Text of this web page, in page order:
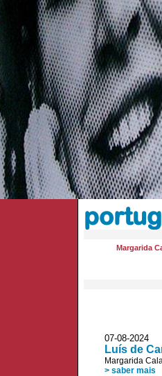
Margarida
07-08-2024
Luís de
Margarida
> saber mais